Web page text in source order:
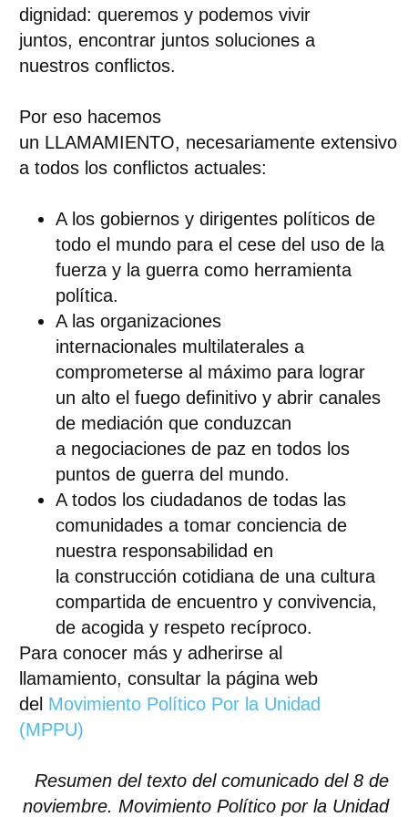
dignidad: queremos y podemos vivir
juntos, encontrar juntos soluciones a
nuestros conflictos.
Por eso hacemos
un LLAMAMIENTO, necesariamente extensivo
a todos los conflictosactuales:
A los gobiernos y dirigentes políticosde
todo el mundo para el cese del uso de la
fuerza y la guerracomo herramienta
política.
A las organizaciones
internacionalesmultilaterales a
comprometerse al máximo para lograr
un alto el fuego definitivoy abrir canales
de mediación que conduzcan
a negociaciones de paz en todos los
puntos de guerra del mundo.
A todos los ciudadanos de todas las
comunidadesa tomar concienciade
nuestra responsabilidad en
la construcción cotidiana de una cultura
compartida de encuentro y convivencia,
de acogida y respeto recíproco.
Para conocer más y adherirse al
llamamiento, consultar la página web
del Movimiento Político Por la Unidad
(MPPU)
Resumen del texto del comunicado del 8 de
noviembre. Movimiento Político por la Unidad